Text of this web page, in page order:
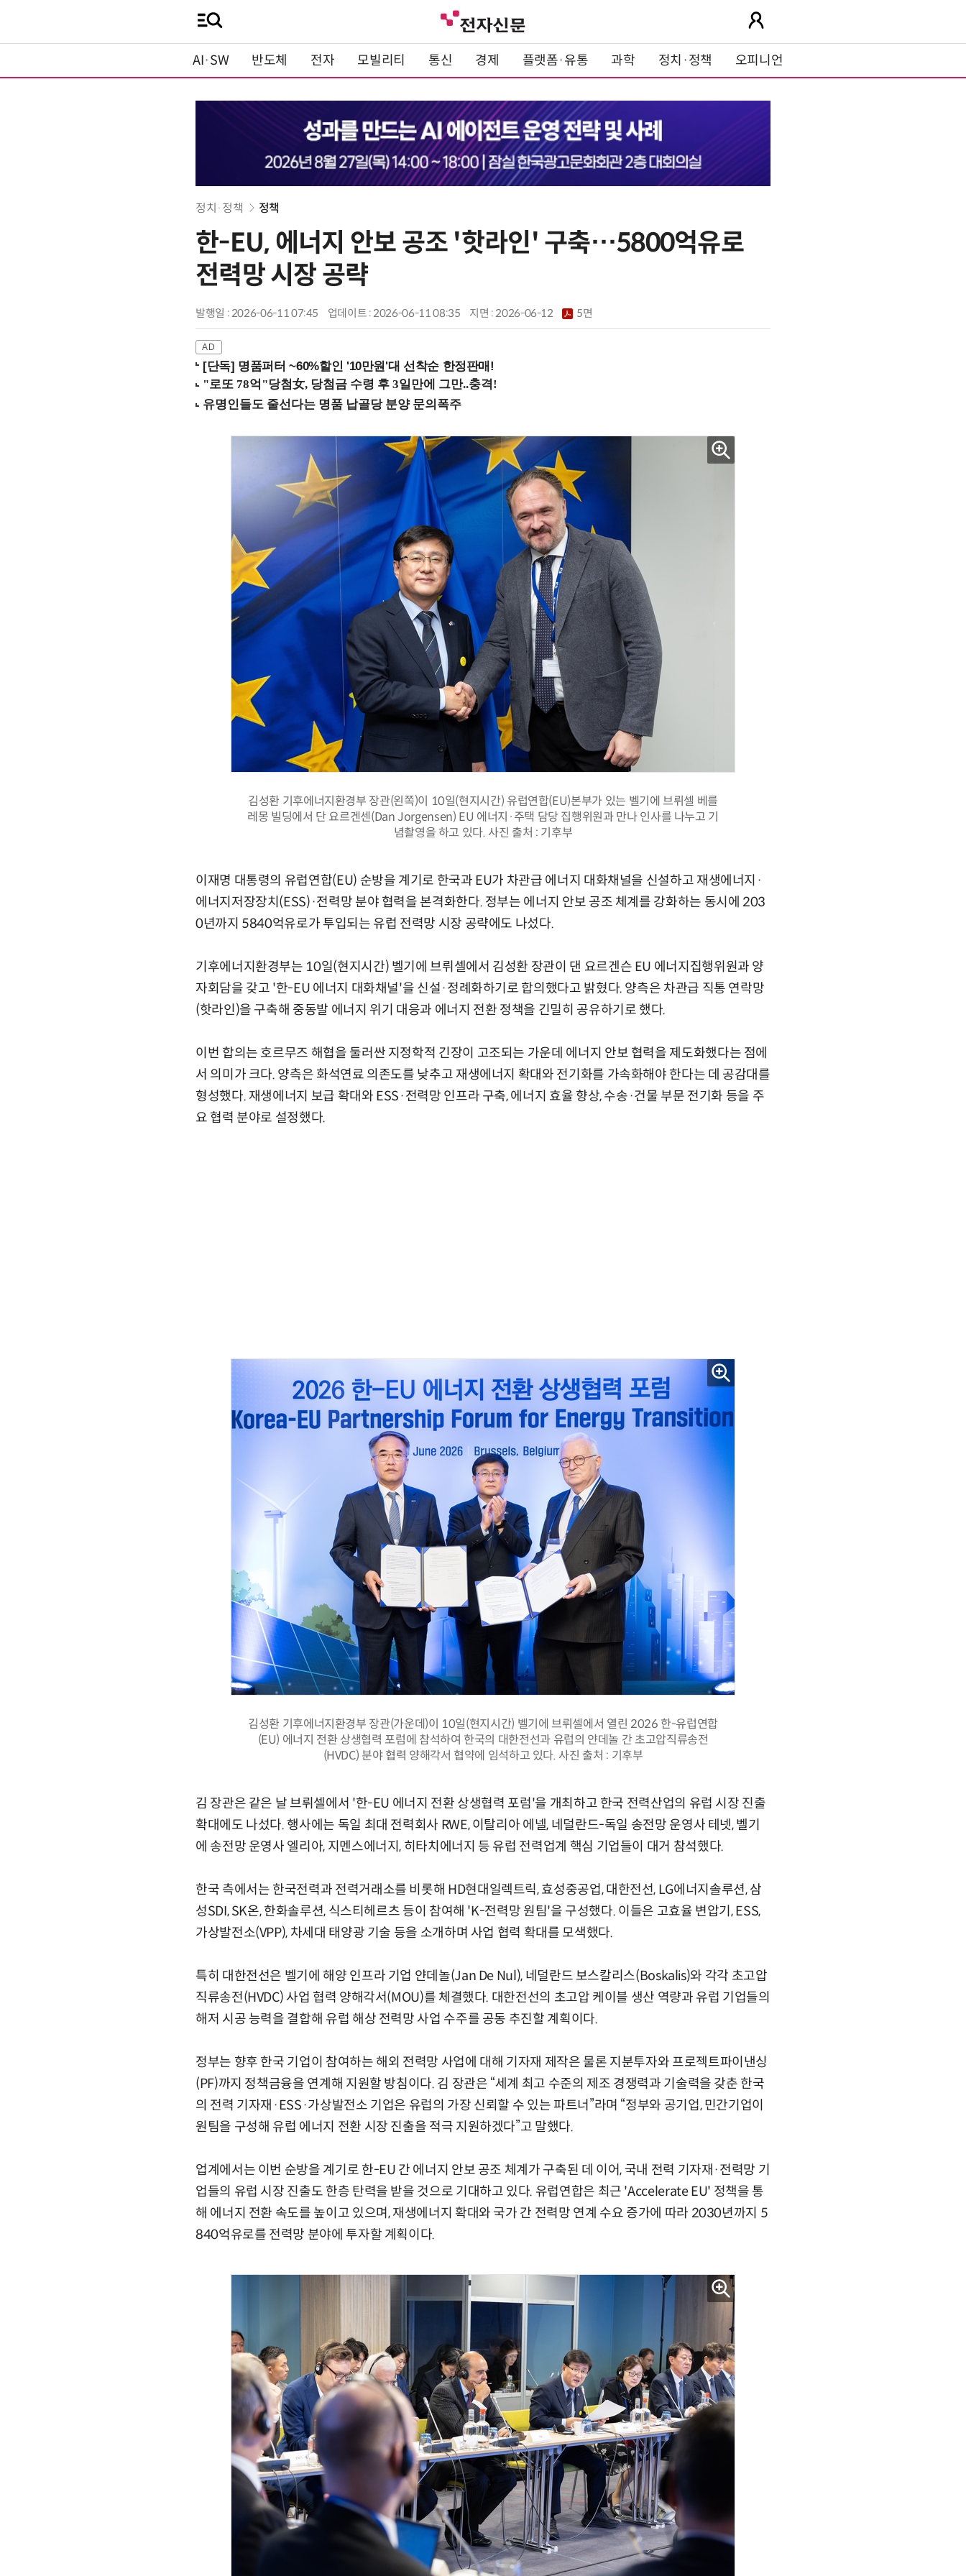
AI·SW 반도체 전자 모빌리티 통신 경제 플랫폼·유통 과학 정치·정책 오피니언
정치·정책 정책
한-EU, 에너지 안보 공조 '핫라인' 구축…5800억유로
전력망 시장 공략
발행일 : 2026-06-11 07:45 업데이트 : 2026-06-11 08:35 지면 :2026-06-12 5면
[단독] 명품퍼터 ~60%할인 '10만원'대 선착순 한정판매!
김성환 기후에너지환경부 장관(왼쪽)이 10일(현지시간) 유럽연합(EU)본부가 있는 벨기에 브뤼셀 베를
레몽 빌딩에서 단 요르겐센(Dan Jorgensen) EU 에너지·주택 담당 집행위원과 만나 인사를 나누고 기
념촬영을 하고 있다. 사진 출처 : 기후부
이재명 대통령의 유럽연합(EU) 순방을 계기로 한국과 EU가 차관급 에너지 대화채널을 신설하고 재생에너지·
에너지저장장치(ESS)·전력망 분야 협력을 본격화한다. 정부는 에너지 안보 공조 체계를 강화하는 동시에 203
0년까지 5840억유로가 투입되는 유럽 전력망 시장 공략에도 나섰다.
기후에너지환경부는 10일(현지시간) 벨기에 브뤼셀에서 김성환 장관이 댄 요르겐슨 EU 에너지집행위원과 양
자회담을 갖고 '한-EU 에너지 대화채널'을 신설·정례화하기로 합의했다고 밝혔다. 양측은 차관급 직통 연락망
(핫라인)을 구축해 중동발 에너지 위기 대응과 에너지 전환 정책을 긴밀히 공유하기로 했다.
이번 합의는 호르무즈 해협을 둘러싼 지정학적 긴장이 고조되는 가운데 에너지 안보 협력을 제도화했다는 점에
서 의미가 크다. 양측은 화석연료 의존도를 낮추고 재생에너지 확대와 전기화를 가속화해야 한다는 데 공감대를
형성했다. 재생에너지 보급 확대와 ESS·전력망 인프라 구축, 에너지 효율 향상, 수송·건물 부문 전기화 등을 주
요 협력 분야로 설정했다.
김성환 기후에너지환경부 장관(가운데)이 10일(현지시간) 벨기에 브뤼셀에서 열린 2026 한-유럽연합
(EU) 에너지 전환 상생협력 포럼에 참석하여 한국의 대한전선과 유럽의 얀데놀 간 초고압직류송전
(HVDC) 분야 협력 양해각서 협약에 임석하고 있다. 사진 출처 : 기후부
김 장관은 같은 날 브뤼셀에서 '한-EU 에너지 전환 상생협력 포럼'을 개최하고 한국 전력산업의 유럽 시장 진출
확대에도 나섰다. 행사에는 독일 최대 전력회사 RWE, 이탈리아 에넬, 네덜란드-독일 송전망 운영사 테넷, 벨기
에 송전망 운영사 엘리아, 지멘스에너지, 히타치에너지 등 유럽 전력업계 핵심 기업들이 대거 참석했다.
한국 측에서는 한국전력과 전력거래소를 비롯해 HD현대일렉트릭, 효성중공업, 대한전선, LG에너지솔루션, 삼
성SDI, SK온, 한화솔루션, 식스티헤르츠 등이 참여해 'K-전력망 원팀'을 구성했다. 이들은 고효율 변압기, ESS,
가상발전소(VPP), 차세대 태양광 기술 등을 소개하며 사업 협력 확대를 모색했다.
특히 대한전선은 벨기에 해양 인프라 기업 얀데놀(Jan De Nul), 네덜란드 보스칼리스(Boskalis)와 각각 초고압
직류송전(HVDC) 사업 협력 양해각서(MOU)를 체결했다. 대한전선의 초고압 케이블 생산 역량과 유럽 기업들의
해저 시공 능력을 결합해 유럽 해상 전력망 사업 수주를 공동 추진할 계획이다.
정부는 향후 한국 기업이 참여하는 해외 전력망 사업에 대해 기자재 제작은 물론 지분투자와 프로젝트파이낸싱
(PF)까지 정책금융을 연계해 지원할 방침이다. 김 장관은 “세계 최고 수준의 제조 경쟁력과 기술력을 갖춘 한국
의 전력 기자재·ESS·가상발전소 기업은 유럽의 가장 신뢰할 수 있는 파트너”라며 “정부와 공기업, 민간기업이
원팀을 구성해 유럽 에너지 전환 시장 진출을 적극 지원하겠다”고 말했다.
업계에서는 이번 순방을 계기로 한-EU 간 에너지 안보 공조 체계가 구축된 데 이어, 국내 전력 기자재·전력망 기
업들의 유럽 시장 진출도 한층 탄력을 받을 것으로 기대하고 있다. 유럽연합은 최근 'Accelerate EU' 정책을 통
해 에너지 전환 속도를 높이고 있으며, 재생에너지 확대와 국가 간 전력망 연계 수요 증가에 따라 2030년까지 5
840억유로를 전력망 분야에 투자할 계획이다.